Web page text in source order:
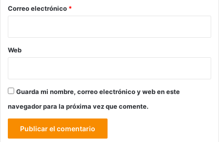
*
Correo electrónico *
Web
Guarda mi nombre, correo electrónico y web en este
navegador para la próxima vez que comente.